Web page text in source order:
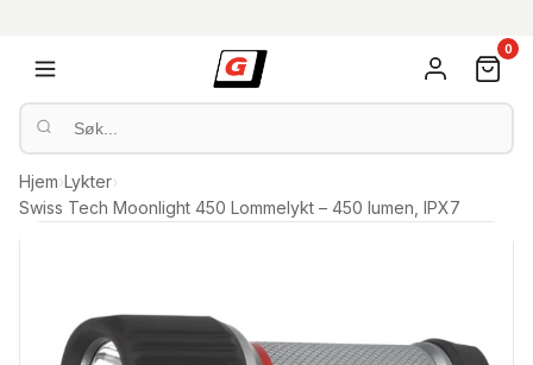
0
Hjem›Lykter›
Swiss Tech Moonlight 450 Lommelykt – 450 lumen, IPX7